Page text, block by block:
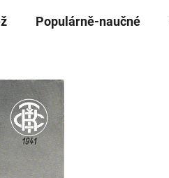
Populárně-naučné